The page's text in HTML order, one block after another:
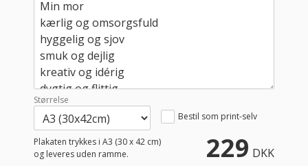
Størrelse
Bestil som print-selv
Plakaten trykkes i A3 (30 x 42 cm)
og leveres uden ramme.
229 DKK